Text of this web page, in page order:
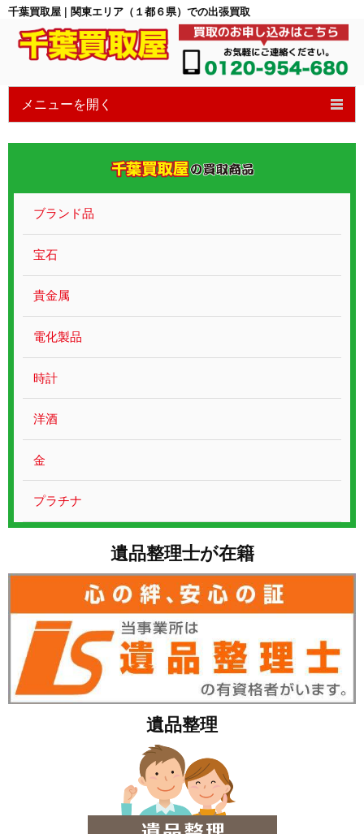
千葉買取屋 | 関東エリア（１都６県）での出張買取
メニューを開く
買取の流れ
買取ブログ
貴金属ブランド
遺品整理
お問い合わせ
ブランド品
宝石
貴金属
電化製品
時計
洋酒
金
プラチナ
遺品整理士が在籍
遺品整理